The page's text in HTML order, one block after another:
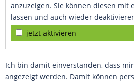
anzuzeigen. Sie können diesen mit
lassen und auch wieder
jetzt aktivieren
Ich bin damit einverstanden, dass
angezeigt werden. Damit können